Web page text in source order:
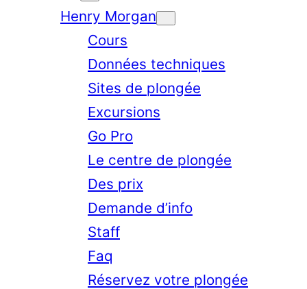
Henry Morgan
Cours
Données techniques
Sites de plongée
Excursions
Go Pro
Le centre de plongée
Des prix
Demande d’info
Staff
Faq
Réservez votre plongée